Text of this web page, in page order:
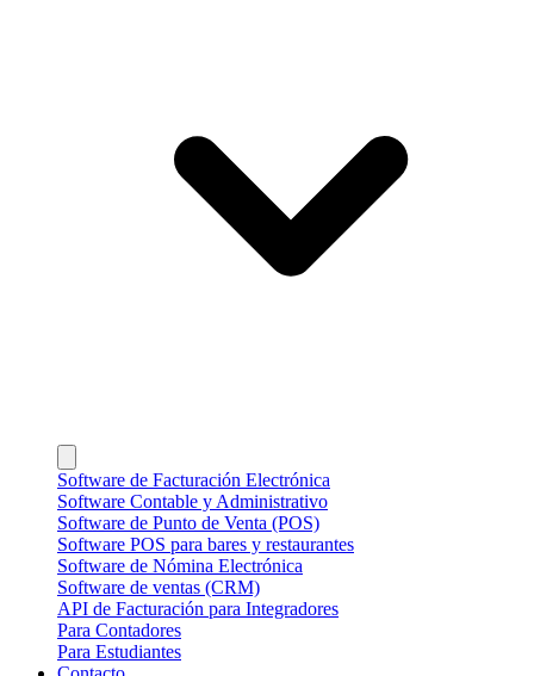
Software de Facturación Electrónica
Software Contable y Administrativo
Software de Punto de Venta (POS)
Software POS para bares y restaurantes
Software de Nómina Electrónica
Software de ventas (CRM)
API de Facturación para Integradores
Para Contadores
Para Estudiantes